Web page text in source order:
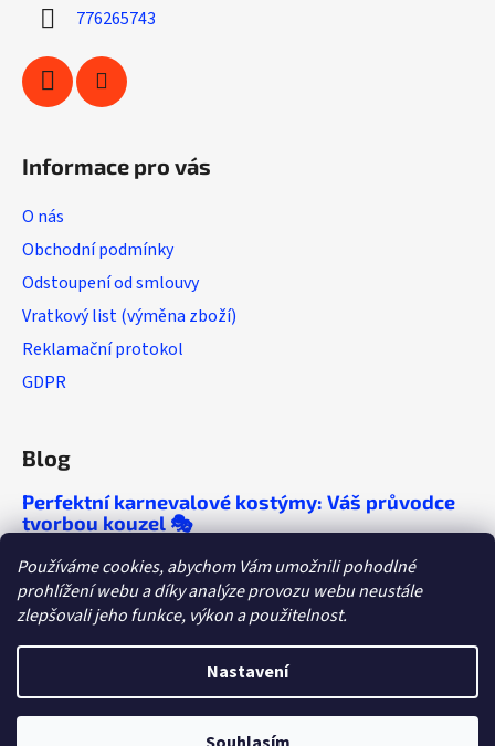
Používáme cookies, abychom Vám umožnili pohodlné
prohlížení webu a díky analýze provozu webu neustále
zlepšovali jeho funkce, výkon a použitelnost.
Nastavení
776265743
Informace pro vás
O nás
Obchodní podmínky
Odstoupení od smlouvy
Vratkový list (výměna zboží)
Reklamační protokol
GDPR
Blog
Perfektní karnevalové kostýmy: Váš průvodce
tvorbou kouzel 🎭
🎭 Chcete, aby se o vaší párty mluvilo ještě
roky? Objevte tipy, které vám zaručí
nezapomenutelný večírek!
Dětské tábory a letní párty: Kostýmy, které
letos ovládnou dětskou fantazii